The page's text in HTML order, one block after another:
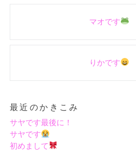
マオです
りかです
最近のかきこみ
サヤです最後に！
サヤです
初めまして